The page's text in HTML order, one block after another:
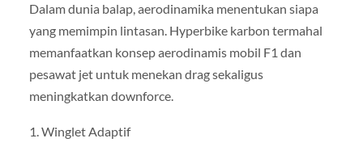
Dalam dunia balap, aerodinamika menentukan siapa
yang memimpin lintasan. Hyperbike karbon termahal
memanfaatkan konsep aerodinamis mobil F1 dan
pesawat jet untuk menekan drag sekaligus
meningkatkan downforce.
1. Winglet Adaptif